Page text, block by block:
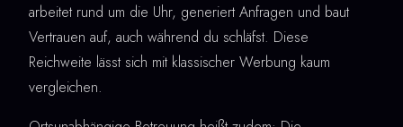
arbeitet rund um die Uhr, generiert Anfragen und baut
Vertrauen auf, auch während du schläfst. Diese
Reichweite lässt sich mit klassischer Werbung kaum
vergleichen.